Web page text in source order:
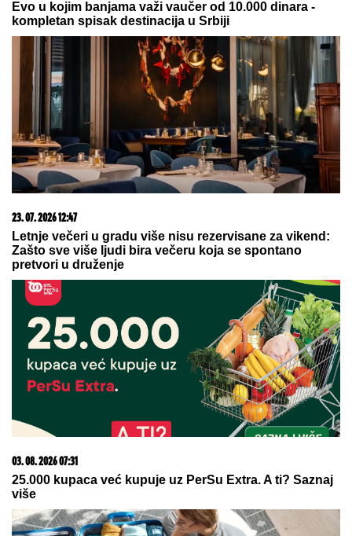
Vic dana: Švaba na proputovanju kroz Srbiju
doživeo saobraćajku u blizini Pirota...
SKANDAL NA BALKANU!Otkriveno
čiji je dron koji je pao u Bugarskoj –
Ambasador HITNO POZVAN NA
RAPORT!
Gorko je zažalila zbog estetske
korekcije: Dalila Dragojević je htela
da se ulepša, a rezultat je bio
Orlići na popravnom: Evo gde možete gledati meč
Srbije i Poljske na prvenstvu Evrope
progovorila o svadbi i renoviranju
kuće: "Išla sam roditeljima da kažem
da odustajem"